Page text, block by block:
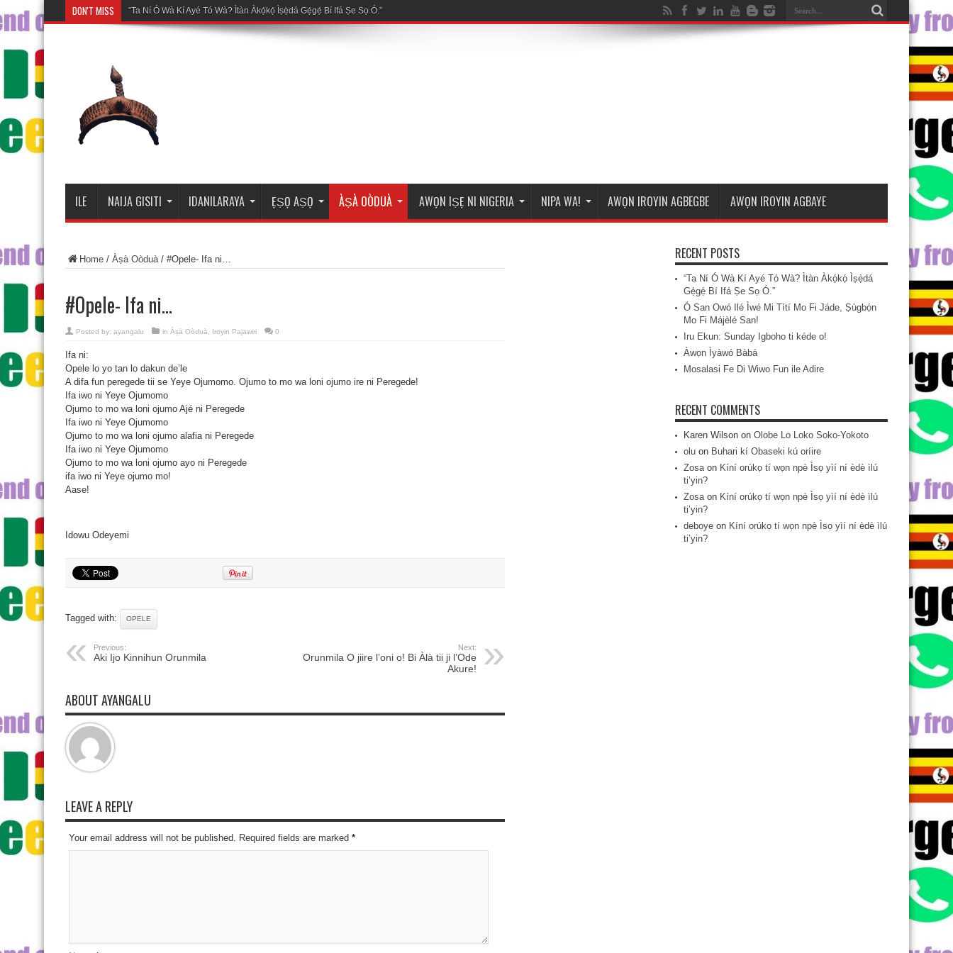
DON'T MISS Mosalasi
ILE NAIJA GISITI IDANILARAYA ẸṢỌ AṢỌ ÀṢÀ OÒDUÀ AWỌN IṢẸ NI NIGERIA NIPA WA! AWỌN IROYIN AGBEGBE AWỌN IROYIN AGBAYE
Home / Àṣà Oòduà/ #Opele- Ifa ni…
#Opele- Ifa ni…
Posted by: ayangalu in Àṣà Oòduà Iroyin Pajawiri 0
Ifa ni:
Opele lo yo tan lo dakun de’le
A difa fun peregede tii se Yeye Ojumomo. Ojumo to mo wa loni ojumo ire ni Peregede!
Ifa iwo ni Yeye Ojumomo
Ojumo to mo wa loni ojumo Ajé ni Peregede
Ifa iwo ni Yeye Ojumomo
Ojumo to mo wa loni ojumo alafia ni Peregede
Ifa iwo ni Yeye Ojumomo
Ojumo to mo wa loni ojumo ayo ni Peregede
ifa iwo ni Yeye ojumo mo!
Aase!
Idowu Odeyemi
Tagged with: OPELE
Previous:
Aki Ijo Kinnihun Orunmila
Next:
Orunmila O jiire l’oni o! Bi Àlà tii ji l’Ode
Akure!
ABOUT AYANGALU
LEAVE A REPLY
Your email address will not be published. Required fields are marked *
RECENT POSTS
“Ta Ní Ó Wà Kí Ayé Tó Wà? Ìtàn Àkọ́kọ́ Ìṣẹ̀dá
Gẹ́gẹ́ Bí Ifá Ṣe Sọ Ó.”
Ó San Owó Ilé Ìwé Mi Títí Mo Fi Jáde, Ṣùgbọ́n
Mo Fi Májèlé San!
Iru Ekun: Sunday Igboho ti kéde o!
Àwọn Ìyàwó Bàbá
Mosalasi Fe Di Wiwo Fun ile Adire
RECENT COMMENTS
Karen Wilson on Olobe Lo Loko Soko-Yokoto
olu on Buhari kí Obaseki kú oríire
Zosaon Kíní orúkọ tí wọn npè Ìsọ yìí ní èdè ìlú
ti’yin?
Zosaon Kíní orúkọ tí wọn npè Ìsọ yìí ní èdè ìlú
ti’yin?
deboye on Kíní orúkọ tí wọn npè Ìsọ yìí ní èdè ìlú
ti’yin?